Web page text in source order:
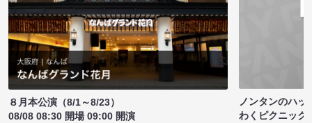
８月本公演（8/1～8/23）
08/08 08:30 開場 09:00 開演
ノンタンのハッ
わくピクニック